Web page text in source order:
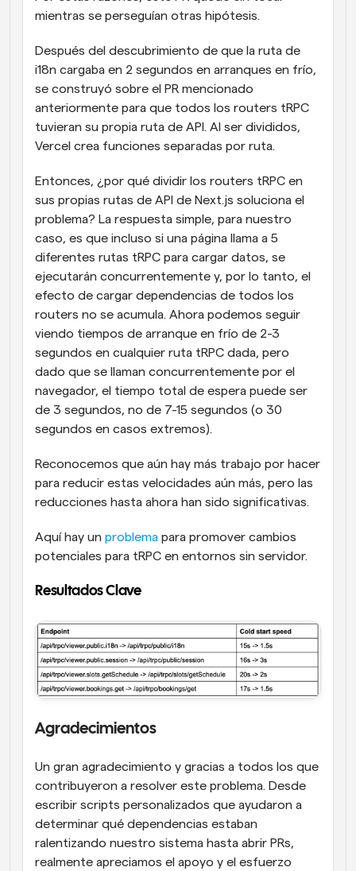
mientras se perseguían otras hipótesis.
Después del descubrimiento de que la ruta de
i18n cargaba en 2 segundos en arranques en frío,
se construyó sobre el PR mencionado
anteriormente para que todos los routers tRPC
tuvieran su propia ruta de API. Al ser divididos,
Vercel crea funciones separadas por ruta.
Entonces, ¿por qué dividir los routers tRPC en
sus propias rutas de API de Next.js soluciona el
problema? La respuesta simple, para nuestro
caso, es que incluso si una página llama a 5
diferentes rutas tRPC para cargar datos, se
ejecutarán concurrentemente y, por lo tanto, el
efecto de cargar dependencias de todos los
routers no se acumula. Ahora podemos seguir
viendo tiempos de arranque en frío de 2-3
segundos en cualquier ruta tRPC dada, pero
dado que se llaman concurrentemente por el
navegador, el tiempo total de espera puede ser
de 3 segundos, no de 7-15 segundos (o 30
segundos en casos extremos).
Reconocemos que aún hay más trabajo por hacer
para reducir estas velocidades aún más, pero las
reducciones hasta ahora han sido significativas.
Aquí hay un problema para promover cambios
potenciales para tRPC en entornos sin servidor.
Resultados Clave
Agradecimientos
Un gran agradecimiento y gracias a todos los que
contribuyeron a resolver este problema. Desde
escribir scripts personalizados que ayudaron a
determinar qué dependencias estaban
ralentizando nuestro sistema hasta abrir PRs,
realmente apreciamos el apoyo y el esfuerzo